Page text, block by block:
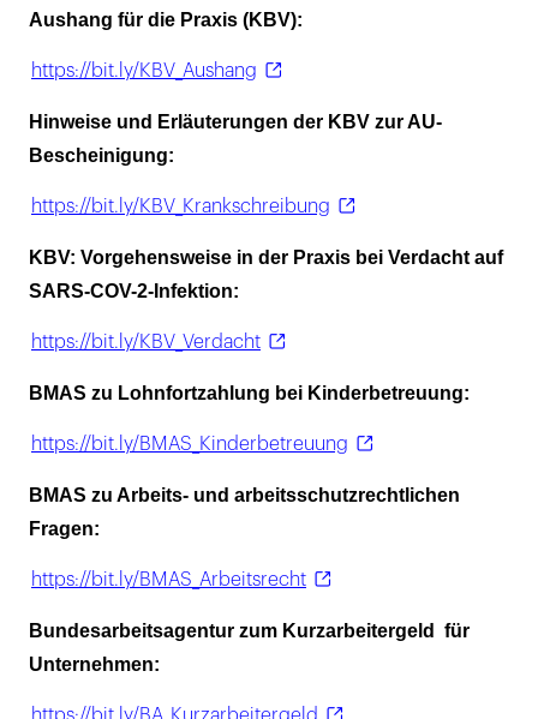
Aushang für die Praxis (KBV):
https://bit.ly/KBV_Aushang
Hinweise und Erläuterungen der KBV zur AU-
Bescheinigung:
https://bit.ly/KBV_Krankschreibung
KBV: Vorgehensweise in der Praxis bei Verdacht auf
SARS-COV-2-Infektion:
https://bit.ly/KBV_Verdacht
BMAS zu Lohnfortzahlung bei Kinderbetreuung:
https://bit.ly/BMAS_Kinderbetreuung
BMAS zu Arbeits- und arbeitsschutzrechtlichen
Fragen:
https://bit.ly/BMAS_Arbeitsrecht
Bundesarbeitsagentur zum Kurzarbeitergeld für
Unternehmen: